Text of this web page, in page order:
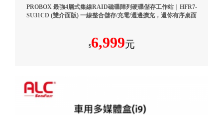
PROBOX 最強4層式集線RAID磁碟陣列硬碟儲存工作站｜HFR7-
SU31CD (雙介面版) 一線整合儲存/充電/週邊擴充，還你有序桌面
$6,999元